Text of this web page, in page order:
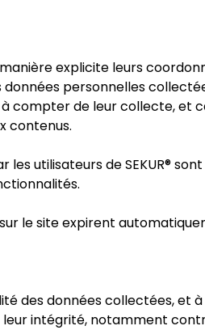
explicite leurs
personnelles
compter de leur collecte, et
contenus.
utilisateurs de SEKUR®
le site expirent
des données collectées,
intégrité, notamment